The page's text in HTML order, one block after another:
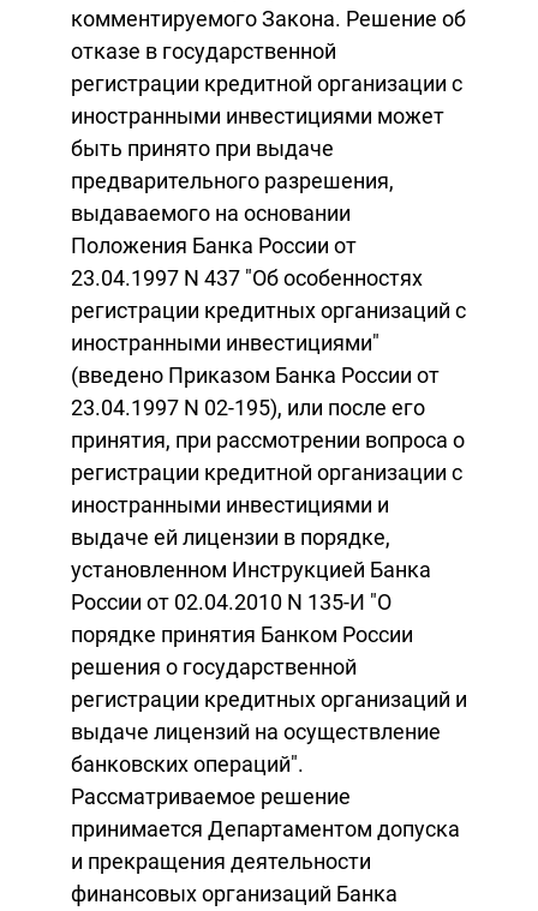
комментируемого Закона. Решение об
отказе в государственной
регистрации кредитной организации с
иностранными инвестициями может
быть принято при выдаче
предварительного разрешения,
выдаваемого на основании
Положения Банка России от
23.04.1997 N 437 "Об особенностях
регистрации кредитных организаций с
иностранными инвестициями"
(введено Приказом Банка России от
23.04.1997 N 02-195), или после его
принятия, при рассмотрении вопроса о
регистрации кредитной организации с
иностранными инвестициями и
выдаче ей лицензии в порядке,
установленном Инструкцией Банка
России от 02.04.2010 N 135-И "О
порядке принятия Банком России
решения о государственной
регистрации кредитных организаций и
выдаче лицензий на осуществление
банковских операций".
Рассматриваемое решение
принимается Департаментом допуска
и прекращения деятельности
финансовых организаций Банка